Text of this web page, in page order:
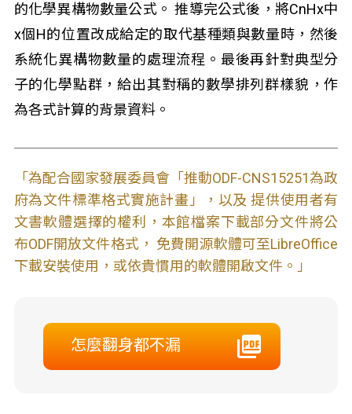
的化學異構物數量公式。 推導完公式後，將CnHx中
x個H的位置改成給定的取代基種類與數量時，然後
系統化異構物數量的處理流程。最後再針對典型分
子的化學點群，給出其對稱的數學排列群樣貌，作
為各式計算的背景資料。
「為配合國家發展委員會「推動ODF-CNS15251為政
府為文件標準格式實施計畫」，以及 提供使用者有
文書軟體選擇的權利，本館檔案下載部分文件將公
布ODF開放文件格式， 免費開源軟體可至LibreOffice
下載安裝使用，或依貴慣用的軟體開啟文件。」
怎麼翻身都不漏